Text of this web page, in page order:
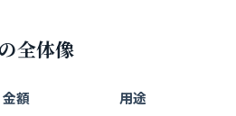
全体像
金額
用途